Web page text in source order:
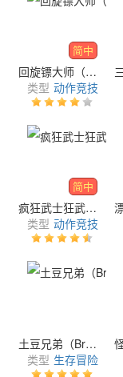
简中
回旋镖大师（BoomeranGO!）
类型 动作竞技
简中
疯狂武士狂武藏（Crazy Samurai）
类型 动作竞技
土豆兄弟（Brotato）
类型 生存冒险